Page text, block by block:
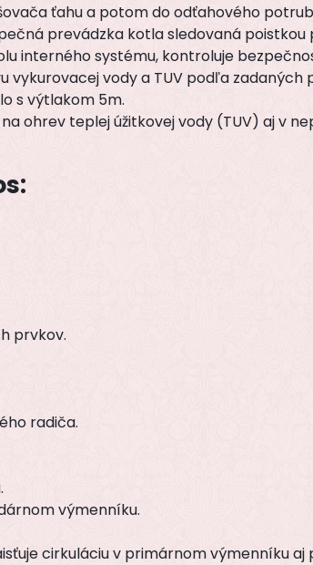
ťahu a potom do odťahového
prevádzka kotla sledovaná
interného systému, kontroluje
vody a TUV podľa zadaných
s výtlakom 5m.
ohrev teplej úžitkovej vody (TUV) aj v
prvkov.
radiča.
výmenníku.
cirkuláciu v primárnom výmenníku aj